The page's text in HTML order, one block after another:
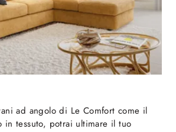
ad angolo di Le Comfort come il
in tessuto, potrai ultimare il tuo